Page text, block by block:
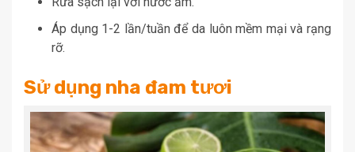
Áp dụng 1-2 lần/tuần để da luôn mềm mại và rạng
rỡ.
Sử dụng nha đam tươi